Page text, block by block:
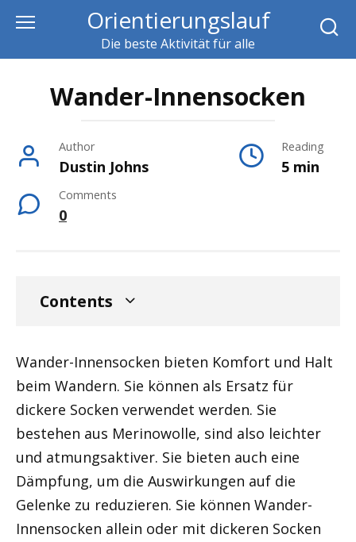
content
Orientierungslauf
Die beste Aktivität für alle
Wander-Innensocken
Author
Dustin Johns
Reading
5 min
Comments
0
Contents
Wander-Innensocken bieten Komfort und Halt
beim Wandern. Sie können als Ersatz für
dickere Socken verwendet werden. Sie
bestehen aus Merinowolle, sind also leichter
und atmungsaktiver. Sie bieten auch eine
Dämpfung, um die Auswirkungen auf die
Gelenke zu reduzieren. Sie können Wander-
Innensocken allein oder mit dickeren Socken